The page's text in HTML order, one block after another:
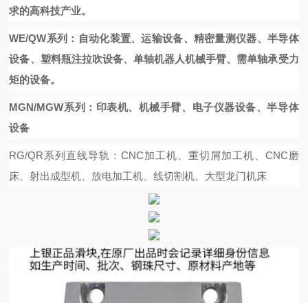
求的高科技产业。
WE/QW系列：自动化装置、运输设备、精密量测仪器、半导体
设备、塑料瓶注拉吹设备、单轴机器人机械手臂、需单轴承受力
矩的设备。
MGN/MGW系列：印表机、机械手臂、电子仪器设备、半导体
设备
RG/QR系列直线导轨：CNC加工机、重切屑加工机、CNC磨
床、射出成型机、放电加工机、线切割机、大型龙门机床